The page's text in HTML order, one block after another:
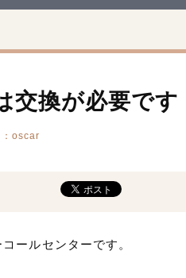
交換が必要です
oscar
ールセンターです。